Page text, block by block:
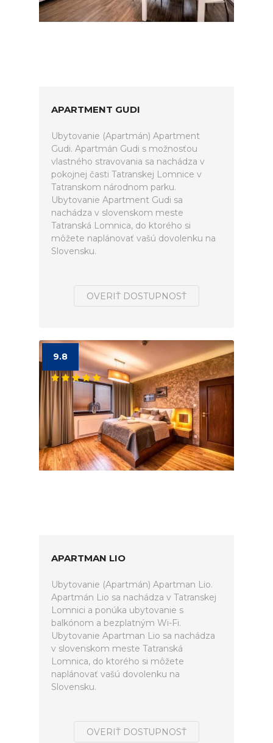
APARTMENT GUDI
Ubytovanie (Apartmán) Apartment
Gudi. Apartmán Gudi s možnosťou
vlastného stravovania sa nachádza v
pokojnej časti Tatranskej Lomnice v
Tatranskom národnom parku.
Ubytovanie Apartment Gudi sa
nachádza v slovenskom meste
Tatranská Lomnica, do ktorého si
môžete naplánovať vašú dovolenku na
Slovensku.
OVERIŤ DOSTUPNOSŤ
9.8
APARTMAN LIO
Ubytovanie (Apartmán) Apartman Lio.
Apartmán Lio sa nachádza v Tatranskej
Lomnici a ponúka ubytovanie s
balkónom a bezplatným Wi-Fi.
Ubytovanie Apartman Lio sa nachádza
v slovenskom meste Tatranská
Lomnica, do ktorého si môžete
naplánovať vašú dovolenku na
Slovensku.
OVERIŤ DOSTUPNOSŤ